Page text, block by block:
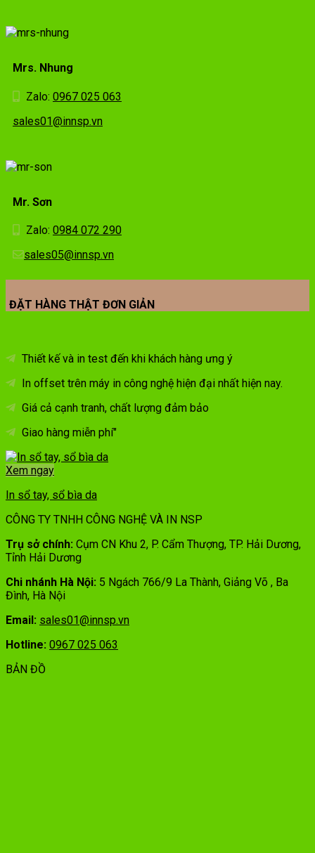
Mrs. Nhung
Zalo: 0967 025 063
sales01@innsp.vn
Mr. Sơn
Zalo: 0984 072 290
sales05@innsp.vn
ĐẶT HÀNG THẬT ĐƠN GIẢN
Thiết kế và in test đến khi khách hàng ưng ý
In offset trên máy in công nghệ hiện đại nhất hiện nay.
Giá cả cạnh tranh, chất lượng đảm bảo
Giao hàng miễn phí"
Xem ngay
In sổ tay, sổ bìa da
CÔNG TY TNHH CÔNG NGHỆ VÀ IN NSP
Trụ sở chính: Cụm CN Khu 2, P. Cẩm Thượng, TP. Hải Dương,
Tỉnh Hải Dương
Chi nhánh Hà Nội: 5 Ngách 766/9 La Thành, Giảng Võ , Ba
Đình, Hà Nội
Email: sales01@innsp.vn
Hotline: 0967 025 063
BẢN ĐỒ